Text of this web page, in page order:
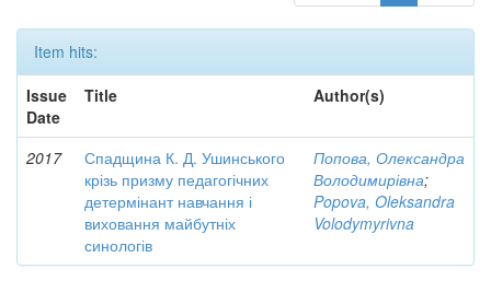
Item hits:
Issue
Date
Title Author(s)
2017
Спадщина К. Д. Ушинського
крізь призму педагогічних
детермінант навчання і
виховання майбутніх
синологів
Попова, Олександра
Володимирівна;
Popova, Oleksandra
Volodymyrivna